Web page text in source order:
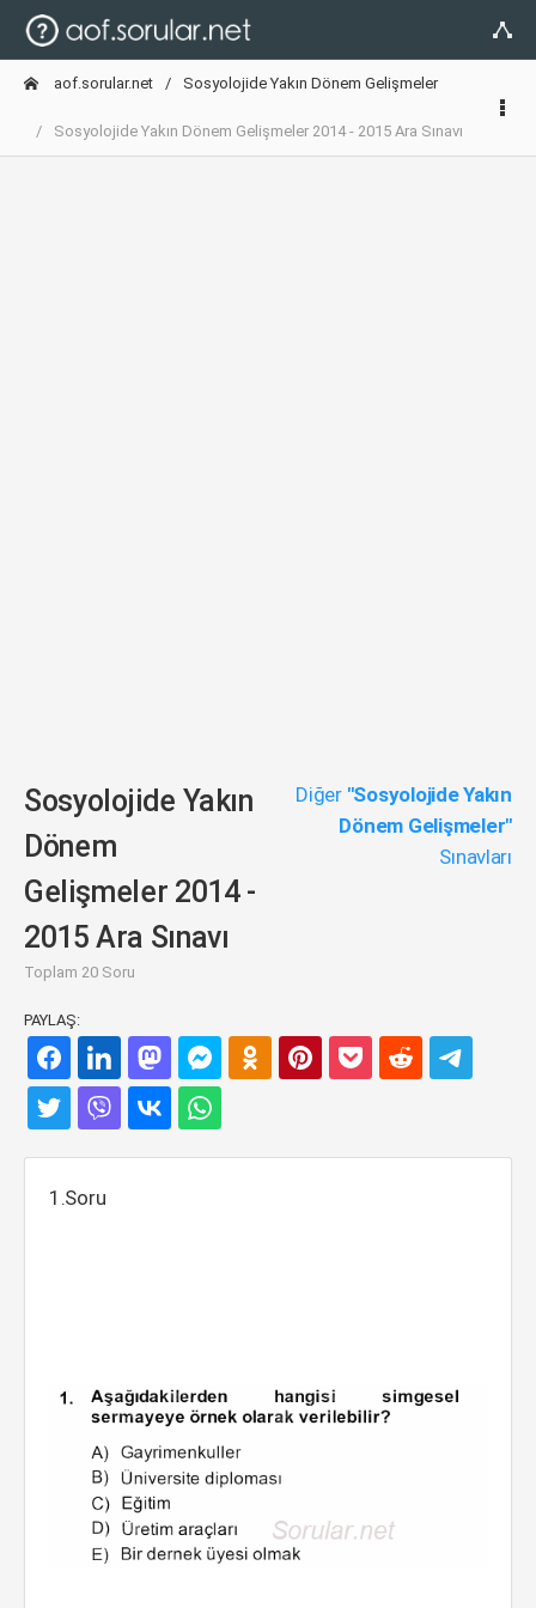
aof.sorular.net Sosyolojide Yakın Dönem Gelişmeler
Sosyolojide Yakın Dönem Gelişmeler 2014 - 2015 Ara Sınavı
Sosyolojide Yakın
Dönem
Gelişmeler 2014 -
2015 Ara Sınavı
Toplam 20 Soru
Diğer "Sosyolojide Yakın
Dönem Gelişmeler"
Sınavları
PAYLAŞ:
1.Soru